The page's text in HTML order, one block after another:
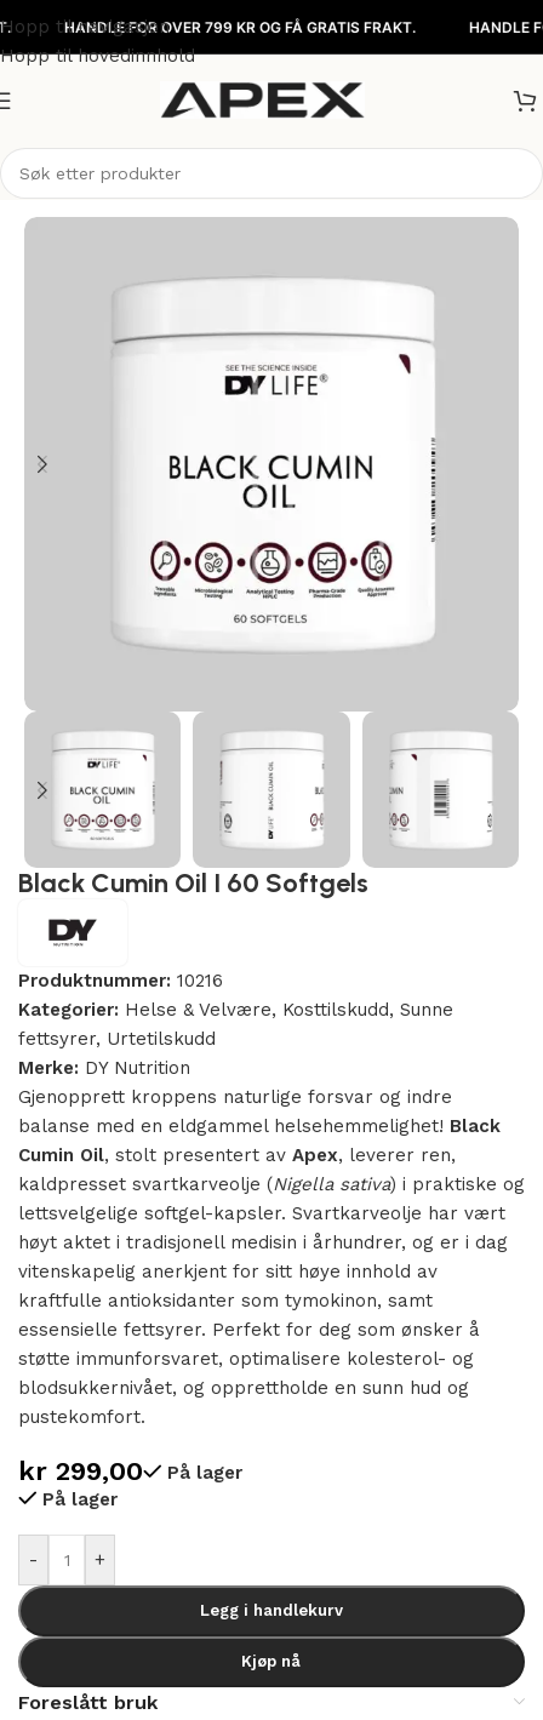
HANDLE FOR OVER 799 KR OG FÅ GRATIS FRAKT. HANDLE FOR
Hopp til navigasjon
Hopp til hovedinnhold
Kosttilskudd
Black Cumin Oil I 60 Softgels
Produktnummer: 10216
Kategorier: Helse & Velvære, Kosttilskudd, Sunne
fettsyrer, Urtetilskudd
Merke: DY Nutrition
Gjenopprett kroppens naturlige forsvar og indre
balanse med en eldgammel helsehemmelighet! Black
Cumin Oil, stolt presentert av Apex, leverer ren,
kaldpresset svartkarveolje (Nigella sativa) i praktiske og
lettsvelgelige softgel-kapsler. Svartkarveolje har vært
høyt aktet i tradisjonell medisin i århundrer, og er i dag
vitenskapelig anerkjent for sitt høye innhold av
kraftfulle antioksidanter som tymokinon, samt
essensielle fettsyrer. Perfekt for deg som ønsker å
støtte immunforsvaret, optimalisere kolesterol- og
blodsukkernivået, og opprettholde en sunn hud og
pustekomfort.
kr 299,00
På lager
På lager
- +
Legg i handlekurv
Kjøp nå
Alternative:
Foreslått bruk